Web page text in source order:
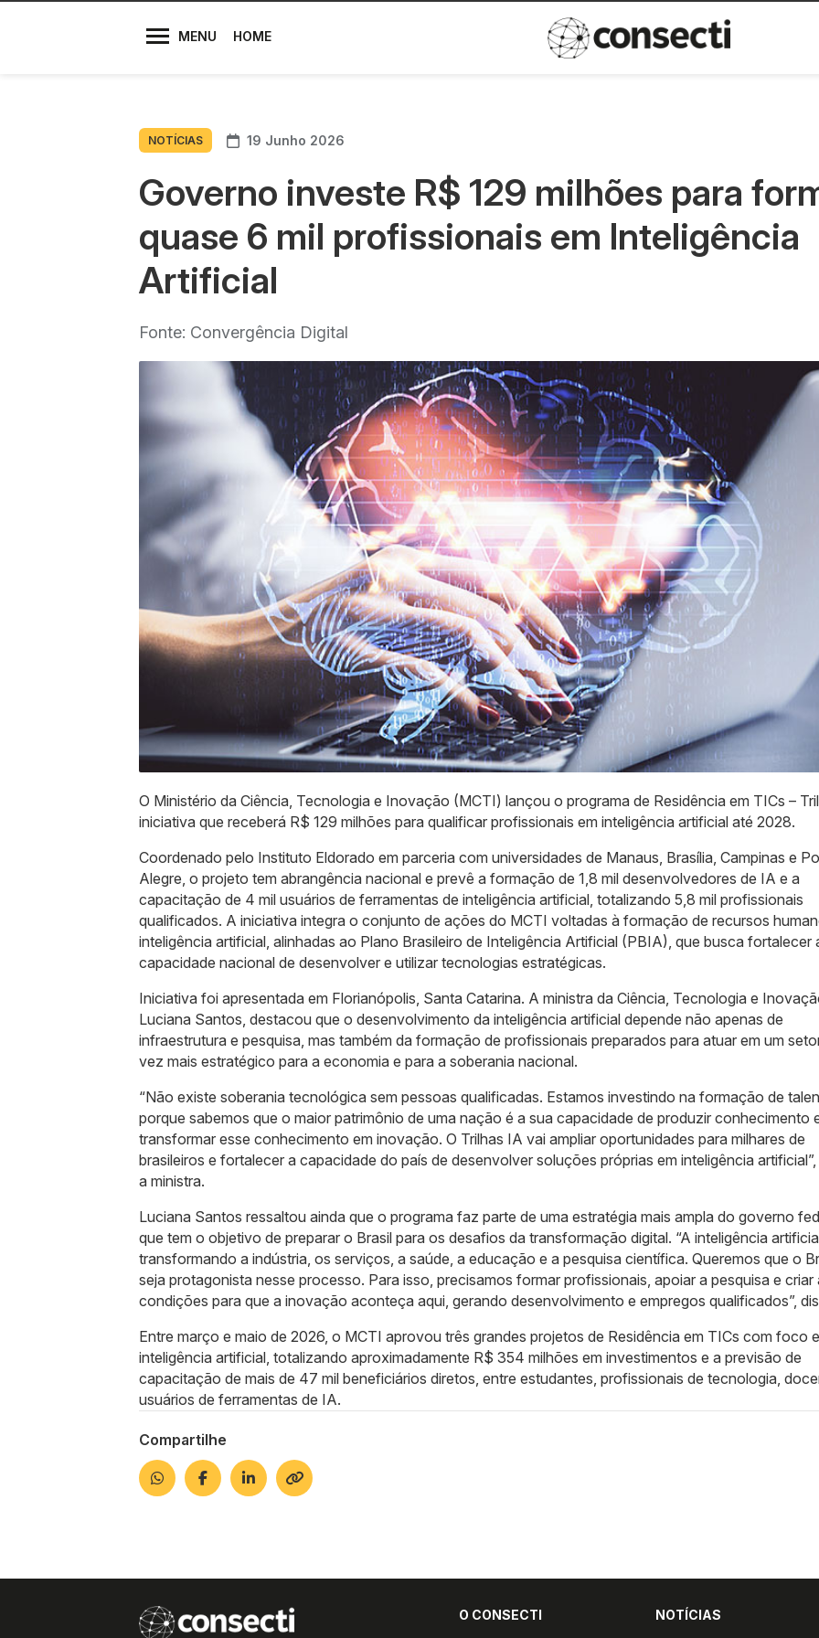
MENU HOME
Diretores
Política de
NOTÍCIAS 19 Junho 2026
Governo investe R$ 129 milhões para
quase 6 mil profissionais em Inteligência
Artificial
Fonte: Convergência Digital
O Ministério da Ciência, Tecnologia e Inovação (MCTI) lançou o programa de Residência em TICs –
iniciativa que receberá R$ 129 milhões para qualificar profissionais em inteligência artificial até 2028.
Coordenado pelo Instituto Eldorado em parceria com universidades de Manaus, Brasília, Campinas e
Alegre, o projeto tem abrangência nacional e prevê a formação de 1,8 mil desenvolvedores de IA e a
capacitação de 4 mil usuários de ferramentas de inteligência artificial, totalizando 5,8 mil profissionais
qualificados. A iniciativa integra o conjunto de ações do MCTI voltadas à formação de recursos
inteligência artificial, alinhadas ao Plano Brasileiro de Inteligência Artificial (PBIA), que busca fortalecer
capacidade nacional de desenvolver e utilizar tecnologias estratégicas.
Iniciativa foi apresentada em Florianópolis, Santa Catarina. A ministra da Ciência, Tecnologia e
Luciana Santos, destacou que o desenvolvimento da inteligência artificial depende não apenas de
infraestrutura e pesquisa, mas também da formação de profissionais preparados para atuar em um
vez mais estratégico para a economia e para a soberania nacional.
“Não existe soberania tecnológica sem pessoas qualificadas. Estamos investindo na formação de
porque sabemos que o maior patrimônio de uma nação é a sua capacidade de produzir conhecimento
transformar esse conhecimento em inovação. O Trilhas IA vai ampliar oportunidades para milhares de
brasileiros e fortalecer a capacidade do país de desenvolver soluções próprias em inteligência
a ministra.
Luciana Santos ressaltou ainda que o programa faz parte de uma estratégia mais ampla do governo
que tem o objetivo de preparar o Brasil para os desafios da transformação digital. “A inteligência
transformando a indústria, os serviços, a saúde, a educação e a pesquisa científica. Queremos que o
seja protagonista nesse processo. Para isso, precisamos formar profissionais, apoiar a pesquisa e criar
condições para que a inovação aconteça aqui, gerando desenvolvimento e empregos qualificados”,
Entre março e maio de 2026, o MCTI aprovou três grandes projetos de Residência em TICs com foco
inteligência artificial, totalizando aproximadamente R$ 354 milhões em investimentos e a previsão de
capacitação de mais de 47 mil beneficiários diretos, entre estudantes, profissionais de tecnologia,
usuários de ferramentas de IA.
Compartilhe
O CONSECTI
NOTÍCIAS